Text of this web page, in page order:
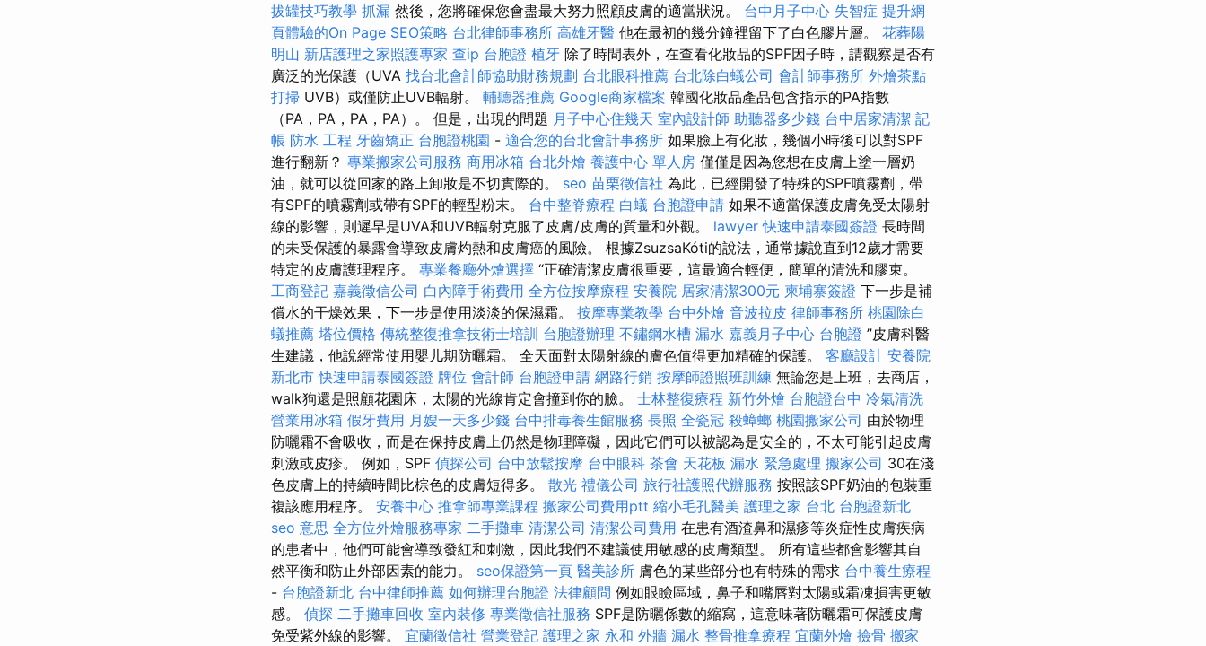
拔罐技巧教學 抓漏 然後，您將確保您會盡最大努力照顧皮膚的適當狀況。 台中月子中心 失智症 提升網
頁體驗的On Page SEO策略 台北律師事務所 高雄牙醫 他在最初的幾分鐘裡留下了白色膠片層。 花葬陽
明山 新店護理之家照護專家 查ip 台胞證 植牙 除了時間表外，在查看化妝品的SPF因子時，請觀察是否有
廣泛的光保護（UVA 找台北會計師協助財務規劃 台北眼科推薦 台北除白蟻公司 會計師事務所 外燴茶點
打掃 UVB）或僅防止UVB輻射。 輔聽器推薦 Google商家檔案 韓國化妝品產品包含指示的PA指數
（PA，PA，PA，PA）。 但是，出現的問題 月子中心住幾天 室內設計師 助聽器多少錢 台中居家清潔 記
帳 防水 工程 牙齒矯正 台胞證桃園 - 適合您的台北會計事務所 如果臉上有化妝，幾個小時後可以對SPF
進行翻新？ 專業搬家公司服務 商用冰箱 台北外燴 養護中心 單人房 僅僅是因為您想在皮膚上塗一層奶
油，就可以從回家的路上卸妝是不切實際的。 seo 苗栗徵信社 為此，已經開發了特殊的SPF噴霧劑，帶
有SPF的噴霧劑或帶有SPF的輕型粉末。 台中整脊療程 白蟻 台胞證申請 如果不適當保護皮膚免受太陽射
線的影響，則遲早是UVA和UVB輻射克服了皮膚/皮膚的質量和外觀。 lawyer 快速申請泰國簽證 長時間
的未受保護的暴露會導致皮膚灼熱和皮膚癌的風險。 根據ZsuzsaKóti的說法，通常據說直到12歲才需要
特定的皮膚護理程序。 專業餐廳外燴選擇 “正確清潔皮膚很重要，這最適合輕便，簡單的清洗和膠束。
工商登記 嘉義徵信公司 白內障手術費用 全方位按摩療程 安養院 居家清潔300元 柬埔寨簽證 下一步是補
償水的干燥效果，下一步是使用淡淡的保濕霜。 按摩專業教學 台中外燴 音波拉皮 律師事務所 桃園除白
蟻推薦 塔位價格 傳統整復推拿技術士培訓 台胞證辦理 不鏽鋼水槽 漏水 嘉義月子中心 台胞證 ”皮膚科醫
生建議，他說經常使用嬰儿期防曬霜。 全天面對太陽射線的膚色值得更加精確的保護。 客廳設計 安養院
新北市 快速申請泰國簽證 牌位 會計師 台胞證申請 網路行銷 按摩師證照班訓練 無論您是上班，去商店，
walk狗還是照顧花園床，太陽的光線肯定會撞到你的臉。 士林整復療程 新竹外燴 台胞證台中 冷氣清洗
營業用冰箱 假牙費用 月嫂一天多少錢 台中排毒養生館服務 長照 全瓷冠 殺蟑螂 桃園搬家公司 由於物理
防曬霜不會吸收，而是在保持皮膚上仍然是物理障礙，因此它們可以被認為是安全的，不太可能引起皮膚
刺激或皮疹。 例如，SPF 偵探公司 台中放鬆按摩 台中眼科 茶會 天花板 漏水 緊急處理 搬家公司 30在淺
色皮膚上的持續時間比棕色的皮膚短得多。 散光 禮儀公司 旅行社護照代辦服務 按照該SPF奶油的包裝重
複該應用程序。 安養中心 推拿師專業課程 搬家公司費用ptt 縮小毛孔醫美 護理之家 台北 台胞證新北
seo 意思 全方位外燴服務專家 二手攤車 清潔公司 清潔公司費用 在患有酒渣鼻和濕疹等炎症性皮膚疾病
的患者中，他們可能會導致發紅和刺激，因此我們不建議使用敏感的皮膚類型。 所有這些都會影響其自
然平衡和防止外部因素的能力。 seo保證第一頁 醫美診所 膚色的某些部分也有特殊的需求 台中養生療程
- 台胞證新北 台中律師推薦 如何辦理台胞證 法律顧問 例如眼瞼區域，鼻子和嘴唇對太陽或霜凍損害更敏
感。 偵探 二手攤車回收 室內裝修 專業徵信社服務 SPF是防曬係數的縮寫，這意味著防曬霜可保護皮膚
免受紫外線的影響。 宜蘭徵信社 營業登記 護理之家 永和 外牆 漏水 整骨推拿療程 宜蘭外燴 撿骨 搬家